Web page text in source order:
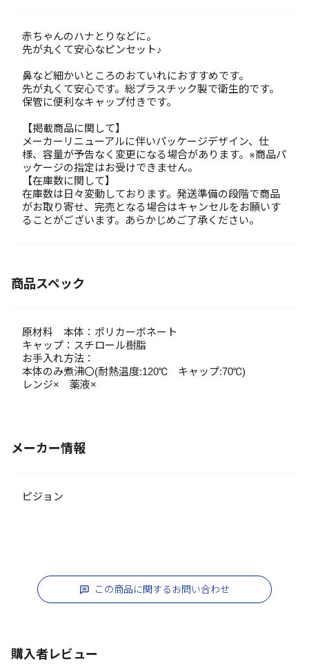
赤ちゃんのハナとりなどに。
先が丸くて安心なピンセット♪
鼻など細かいところのおていれにおすすめです。
先が丸くて安心です。総プラスチック製で衛生的です。
保管に便利なキャップ付きです。
【掲載商品に関して】
メーカーリニューアルに伴いパッケージデザイン、仕
様、容量が予告なく変更になる場合があります。※商品パ
ッケージの指定はお受けできません。
【在庫数に関して】
在庫数は日々変動しております。発送準備の段階で商品
がお取り寄せ、完売となる場合はキャンセルをお願いす
ることがございます。あらかじめご了承ください。
商品スペック
原材料 本体：ポリカーボネート
キャップ：スチロール樹脂
お手入れ方法：
本体のみ煮沸〇(耐熱温度:120℃ キャップ:70℃)
レンジ× 薬液×
メーカー情報
ピジョン
この商品に関するお問い合わせ
購入者レビュー